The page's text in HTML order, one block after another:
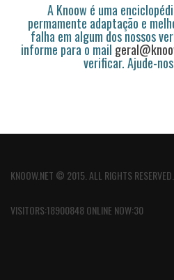
A Knoow é uma
permamente adaptação e
falha em algum dos nossos
informe para o mail
verificar. Ajude-
KNOOW.NET © 2015. ALL RIGHTS
VISITORS:18900848 ONLINE NOW:30